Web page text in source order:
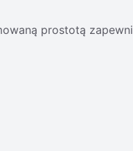
prostotą zapewni